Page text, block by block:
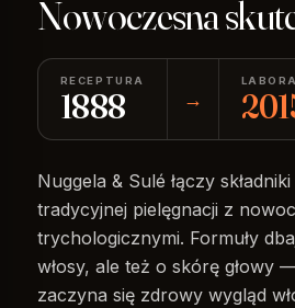
Nowoczesna
RECEPTURA
1888 →
Nuggela & Sulé łączy
tradycyjnej pielęgnacji z
trychologicznymi. Formuły
włosy, ale też o skórę głowy
zaczyna się zdrowy wygląd